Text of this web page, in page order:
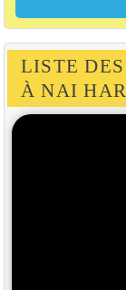
LISTE
À NAI